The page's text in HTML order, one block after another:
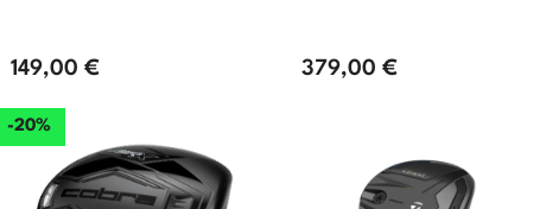
149,00 € 379,00 €
-20%